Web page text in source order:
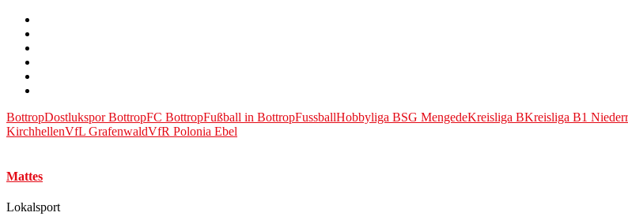
BottropDostlukspor BottropFC BottropFußball in BottropFussballHobbyliga BSG MengedeKreisliga BKreisliga B1
KirchhellenVfL GrafenwaldVfR Polonia Ebel
Mattes
Lokalsport